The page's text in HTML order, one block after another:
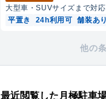
大型車・SUVサイズまで対応
平置き
24h利用可 舗装あり
他の
最近閲覧した月極駐車